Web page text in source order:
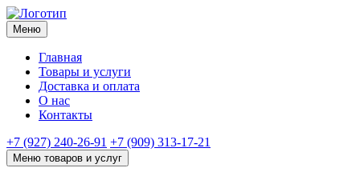
Меню
Главная
Товары и услуги
Доставка и оплата
О нас
Контакты
+7 (927) 240-26-91 +7 (909) 313-17-21
Меню товаров и услуг